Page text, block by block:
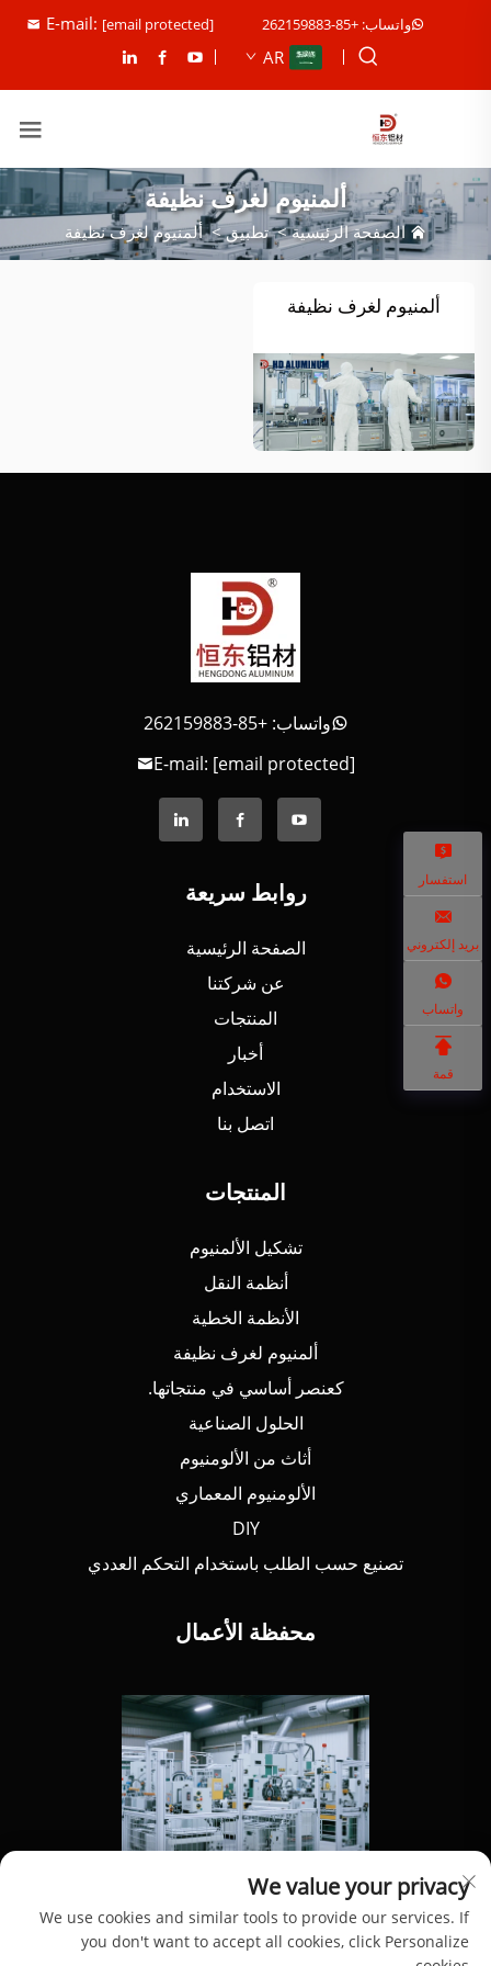
واتساب: +85-262159883 E-mail: [email protected]
AR
ألمنيوم لغرف نظيفة
الصفحة الرئيسية>تطبيق>ألمنيوم لغرف نظيفة
ألمنيوم لغرف نظيفة
استفسار
بريد إلكتروني
واتساب
قمة
واتساب: +85-262159883
E-mail: [email protected]
روابط سريعة
الصفحة الرئيسية
عن شركتنا
المنتجات
أخبار
الاستخدام
اتصل بنا
المنتجات
تشكيل الألمنيوم
أنظمة النقل
الأنظمة الخطية
ألمنيوم لغرف نظيفة
كعنصر أساسي في منتجاتها.
الحلول الصناعية
أثاث من الألومنيوم
الألومنيوم المعماري
DIY
تصنيع حسب الطلب باستخدام التحكم العددي
محفظة الأعمال
We value your privacy
We use cookies and similar tools to provide our services. If
you don't want to accept all cookies, click Personalize